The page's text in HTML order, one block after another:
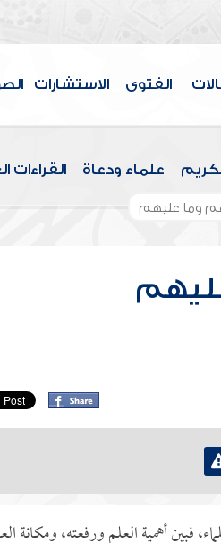
الفتوى الاستشارات
علماء ودعاة القراءات
وما عليهم
أهمية العلم ورفعته، ومكانة